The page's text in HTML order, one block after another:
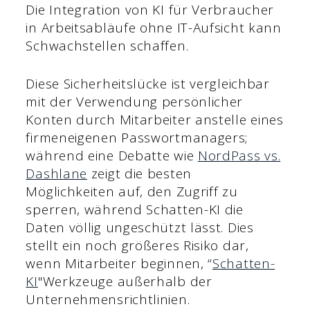
Die Integration von KI für Verbraucher
in Arbeitsabläufe ohne IT-Aufsicht kann
Schwachstellen schaffen.
Diese Sicherheitslücke ist vergleichbar
mit der Verwendung persönlicher
Konten durch Mitarbeiter anstelle eines
firmeneigenen Passwortmanagers;
während eine Debatte wie NordPass vs.
Dashlane zeigt die besten
Möglichkeiten auf, den Zugriff zu
sperren, während Schatten-KI die
Daten völlig ungeschützt lässt. Dies
stellt ein noch größeres Risiko dar,
wenn Mitarbeiter beginnen, “Schatten-
KI"Werkzeuge außerhalb der
Unternehmensrichtlinien.